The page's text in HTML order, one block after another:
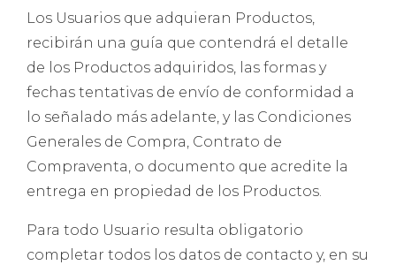
Los Usuarios que adquieran Productos,
recibirán una guía que contendrá el detalle
de los Productos adquiridos, las formas y
fechas tentativas de envío de conformidad a
lo señalado más adelante, y las Condiciones
Generales de Compra, Contrato de
Compraventa, o documento que acredite la
entrega en propiedad de los Productos.
Para todo Usuario resulta obligatorio
completar todos los datos de contacto y, en su